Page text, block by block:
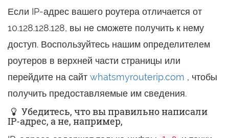
Если IP-адрес вашего роутера отличается от
10.128.128.128, вы не сможете получить к нему
доступ. Воспользуйтесь нашим определителем
роутеров в верхней части страницы или
перейдите на сайт whatsmyrouterip.com , чтобы
получить предоставляемые им сведения.
Убедитесь, что вы правильно написали
IP-адрес, а не, например,